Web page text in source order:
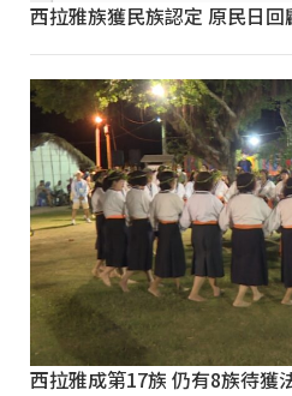
西拉雅族獲民族認定 原民日回
西拉雅成第17族 仍有8族待獲